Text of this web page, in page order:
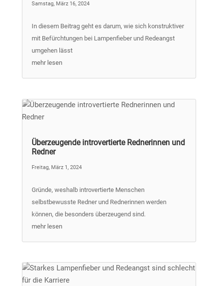
Samstag, März 16, 2024
In diesem Beitrag geht es darum, wie sich konstruktiver
mit Befürchtungen bei Lampenfieber und Redeangst
umgehen lässt
mehr lesen
Überzeugende introvertierte Rednerinnen und
Redner
Freitag, März 1, 2024
Gründe, weshalb introvertierte Menschen
selbstbewusste Redner und Rednerinnen werden
können, die besonders überzeugend sind.
mehr lesen